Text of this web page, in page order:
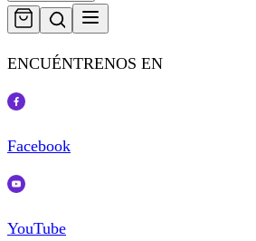
ENCUÉNTRENOS EN
Facebook
YouTube